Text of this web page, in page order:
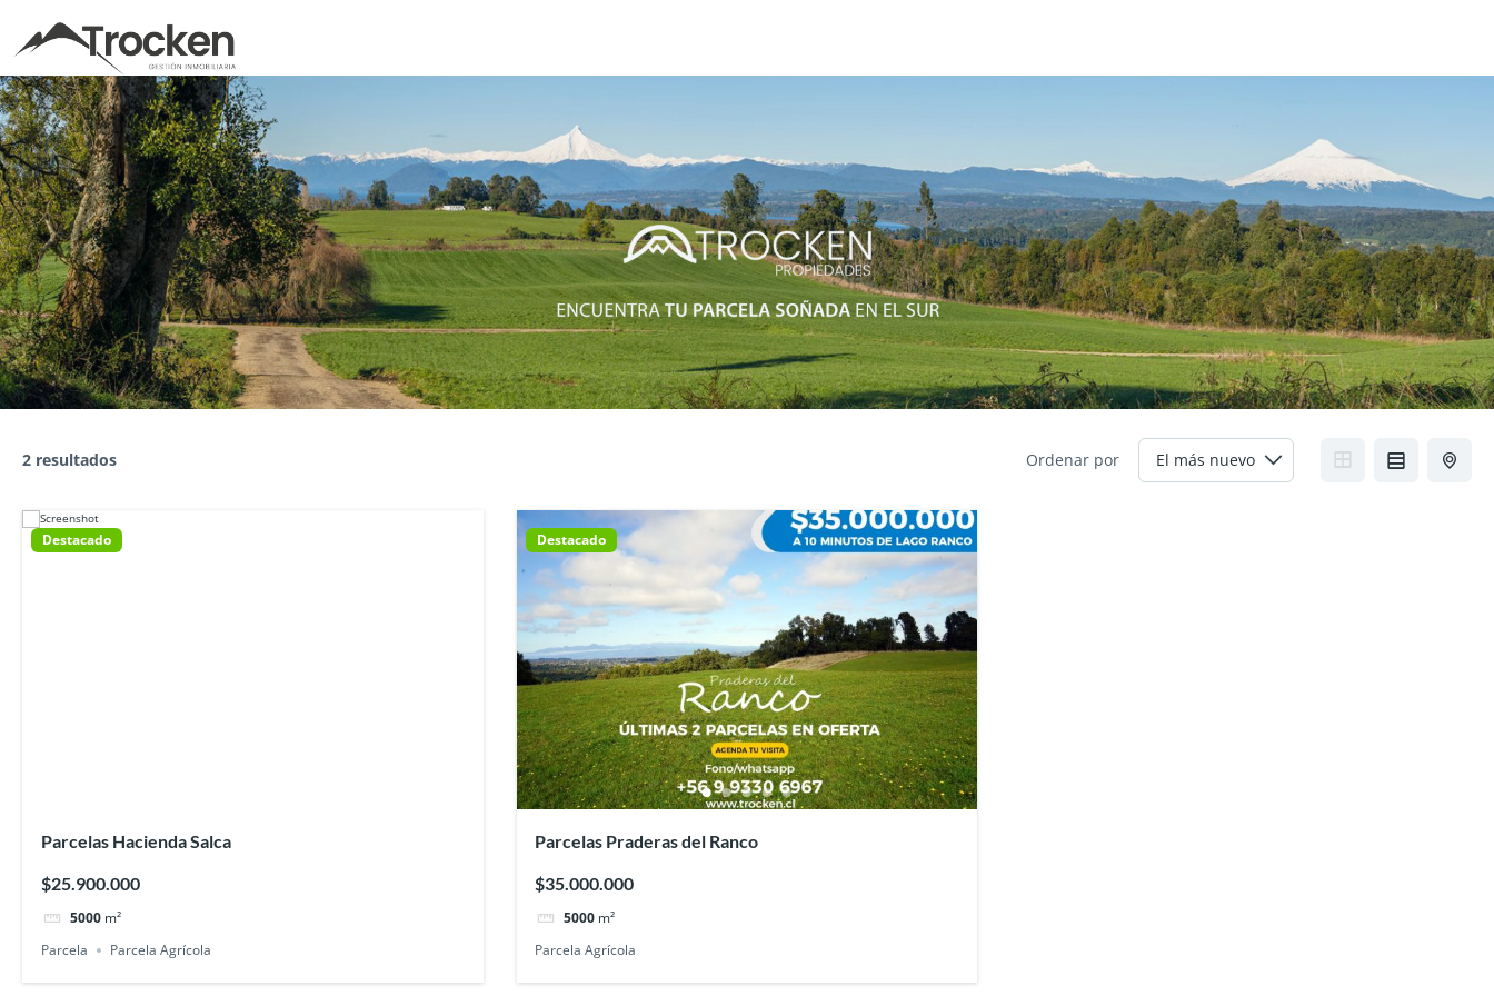
content
2 resultados Ordenar por
Destacado
Parcelas Hacienda Salca
$25.900.000
5000 m²
Parcela
Parcela Agrícola
Destacado
Parcelas Praderas del Ranco
$35.000.000
5000 m²
Parcela Agrícola